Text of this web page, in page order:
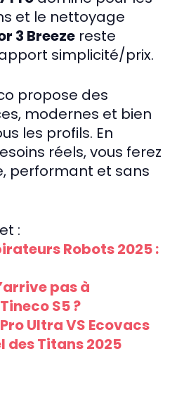
et le nettoyage
3 Breeze reste
simplicité/prix.
propose des
modernes et bien
les profils. En
réels, vous ferez
performant et sans
:
Robots 2025 :
pas à
S5 ?
Ultra VS Ecovacs
des Titans 2025